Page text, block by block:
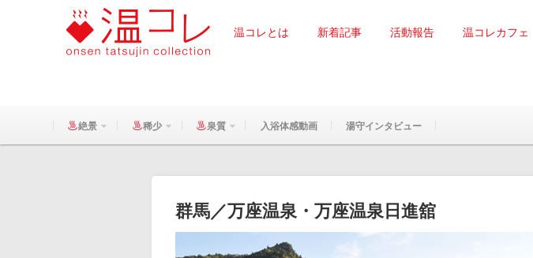
温コレとは 新着記事 活動報告 温コレカフェ
絶景 稀少 泉質 入浴体感動画 湯守インタビュー
群馬／万座温泉・万座温泉日進舘